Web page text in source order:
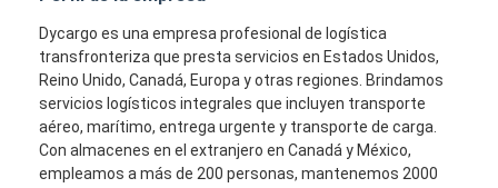
Dycargo es una empresa profesional de logística
transfronteriza que presta servicios en Estados Unidos,
Reino Unido, Canadá, Europa y otras regiones. Brindamos
servicios logísticos integrales que incluyen transporte
aéreo, marítimo, entrega urgente y transporte de carga.
Con almacenes en el extranjero en Canadá y México,
empleamos a más de 200 personas, mantenemos 2000